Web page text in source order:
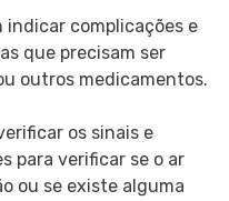
indicar complicações e
que precisam ser
outros medicamentos.
os sinais e
para verificar se o ar
ou se existe alguma